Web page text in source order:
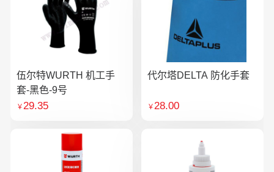
伍尔特WURTH 机工手
套-黑色-9号
￥29.35
代尔塔DELTA 防化手套
￥28.00